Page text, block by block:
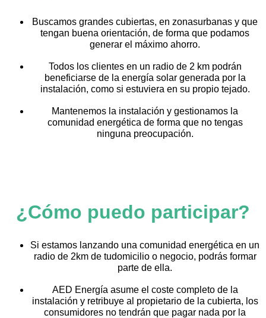
Buscamos grandes cubiertas, en zonasurbanas y que
tengan buena orientación, de forma que podamos
generar el máximo ahorro.
Todos los clientes en un radio de 2 km podrán
beneficiarse de la energía solar generada por la
instalación, como si estuviera en su propio tejado.
Mantenemos la instalación y gestionamos la
comunidad energética de forma que no tengas
ninguna preocupación.
¿Cómo puedo participar?
Si estamos lanzando una comunidad energética en un
radio de 2km de tudomicilio o negocio, podrás formar
parte de ella.
AED Energía asume el coste completo de la
instalación y retribuye al propietario de la cubierta, los
consumidores no tendrán que pagar nada por la